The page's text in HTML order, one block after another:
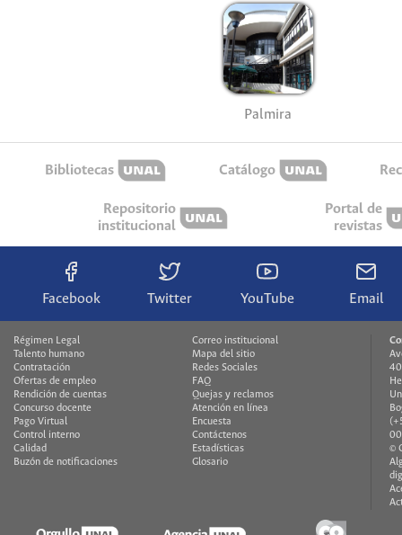
Palmira
Bibliotecas Catálogo
Repositorio
institucional
Portal de
revistas
Facebook Twitter YouTube Email
Régimen Legal
Talento humano
Contratación
Ofertas de empleo
Rendición de cuentas
Concurso docente
Pago Virtual
Control interno
Calidad
Buzón de notificaciones
Correo institucional
Mapa del sitio
Redes Sociales
FAQ
Quejas y reclamos
Atención en línea
Encuesta
Contáctenos
Estadísticas
Glosario
©